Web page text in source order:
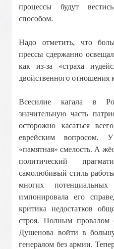
процессы будут
способом.
Надо отметить, что
прессы сдержанно
как из-за «страха
двойственного отношения
Всесилие кагала в
значительную часть
осторожно касаться
еврейским вопросом. У
«памятная» смелость. А
политический
самолюбивый стиль
многих
импонировала его
критика недостатков
строя. Полным провалом
Душенова войти в
генералом без армии.